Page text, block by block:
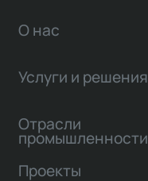
О нас
Услуги и решения
Отрасли
промышленности
Проекты